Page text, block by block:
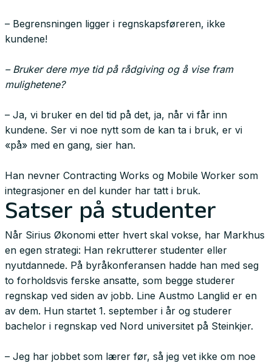
– Begrensningen ligger i regnskapsføreren, ikke
kundene!
– Bruker dere mye tid på rådgiving og å vise fram
mulighetene?
– Ja, vi bruker en del tid på det, ja, når vi får inn
kundene. Ser vi noe nytt som de kan ta i bruk, er vi
«på» med en gang, sier han.
Han nevner Contracting Works og Mobile Worker som
integrasjoner en del kunder har tatt i bruk.
Satser på studenter
Når Sirius Økonomi etter hvert skal vokse, har Markhus
en egen strategi: Han rekrutterer studenter eller
nyutdannede. På byråkonferansen hadde han med seg
to forholdsvis ferske ansatte, som begge studerer
regnskap ved siden av jobb. Line Austmo Langlid er en
av dem. Hun startet 1. september i år og studerer
bachelor i regnskap ved Nord universitet på Steinkjer.
– Jeg har jobbet som lærer før, så jeg vet ikke om noe